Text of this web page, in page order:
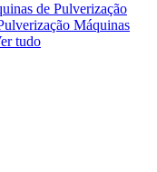
de Pulverização
Máquinas
tudo